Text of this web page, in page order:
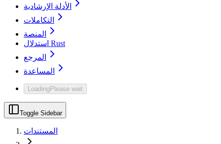
الأدلة الإرشادية
التكاملات
المنصة
استدلال Rust
المرجع
المساعدة
LoadingPlease wait
Toggle Sidebar
المستندات